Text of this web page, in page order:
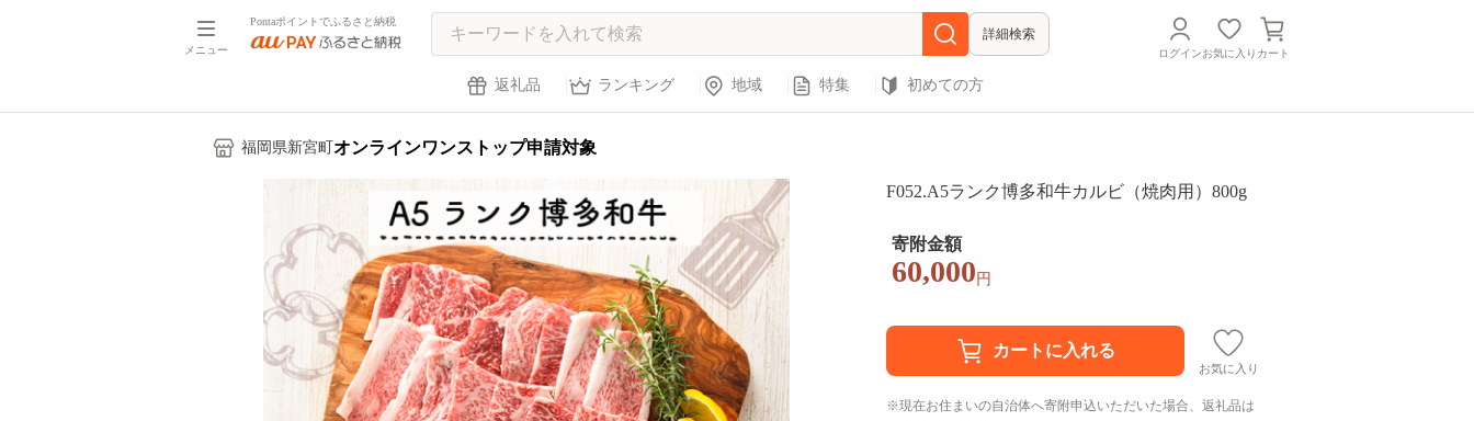
メニュー
Pontaポイントでふるさと納税
詳細検索
ログインお気に入り カート
返礼品 ランキング 地域 特集 初めての方
福岡県新宮町 オンラインワンストップ申請対象
F052.A5ランク博多和牛カルビ（焼肉用）800g
寄附金額
60,000 円
お気に入り
現在お住まいの自治体へ寄附申込いただいた場合、返礼品は